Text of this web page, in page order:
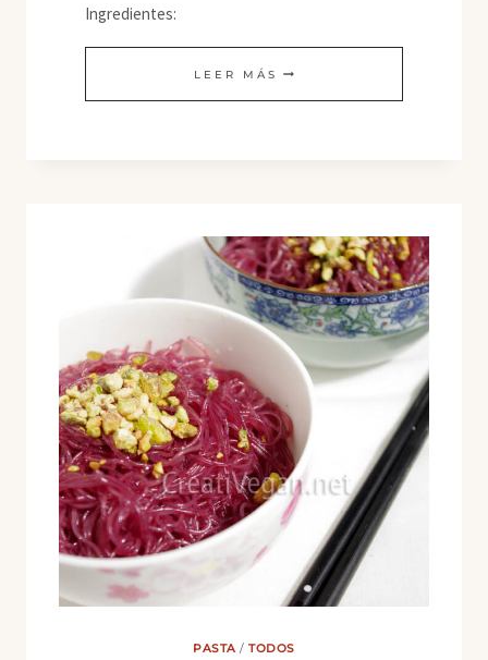
Ingredientes:
LEER MÁS PASTA
SCAMPI
PASTA /TODOS